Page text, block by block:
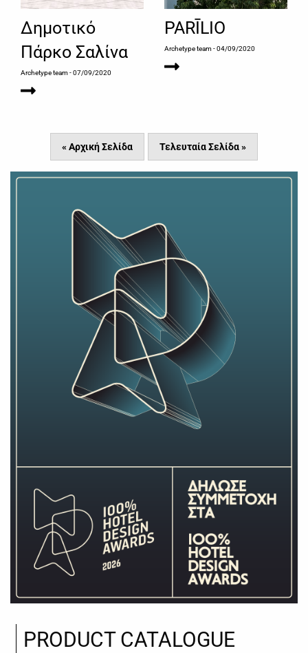
Δημοτικό
Πάρκο Σαλίνα
Archetype team- 07/09/2020
PARĪLIO
Archetype team- 04/09/2020
« Αρχική Σελίδα Τελευταία Σελίδα »
PRODUCT CATALOGUE